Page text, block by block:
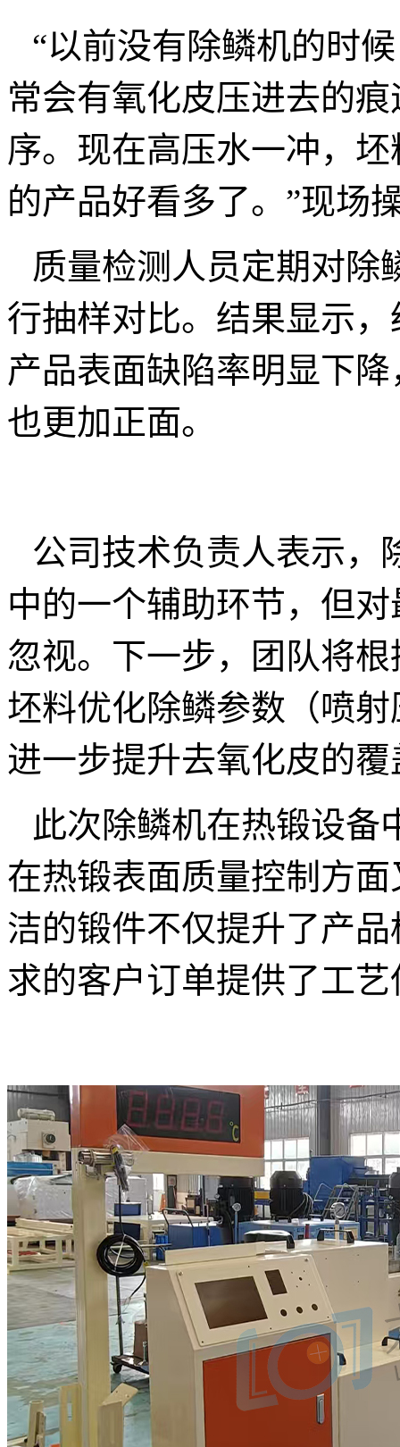
“以前没有除鳞机的时
常会有氧化皮压进去的
序。现在高压水一冲，
的产品好看多了。”现场
质量检测人员定期对除
行抽样对比。结果显示
产品表面缺陷率明显下
也更加正面。
公司技术负责人表示，
中的一个辅助环节，但
忽视。下一步，团队将
坯料优化除鳞参数（喷
进一步提升去氧化皮的
此次除鳞机在热锻设备
在热锻表面质量控制方
洁的锻件不仅提升了产
求的客户订单提供了工艺